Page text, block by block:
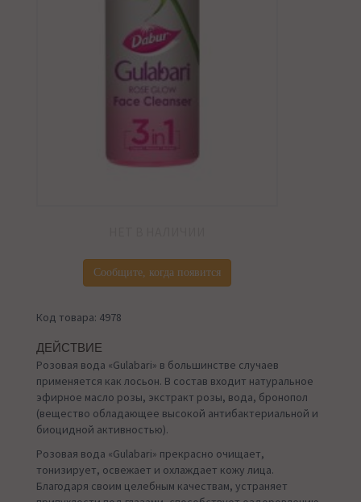
Сообщите, когда появится
Код товара: 4978
ДЕЙСТВИЕ
Розовая вода «Gulabari» в большинстве случаев
применяется как лосьон. В состав входит натуральное
эфирное масло розы, экстракт розы, вода, бронопол
(вещество обладающее высокой антибактериальной и
биоцидной активностью).
Розовая вода «Gulabari» прекрасно очищает,
тонизирует, освежает и охлаждает кожу лица.
Благодаря своим целебным качествам, устраняет